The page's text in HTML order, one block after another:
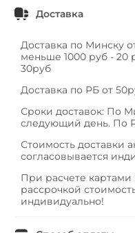
Доставка
Доставка по Минску
меньше 1000 руб - 20
30руб
Доставка по РБ от
Сроки доставок: По
следующий день. По
Стоимость доставки
согласовывается
При расчете
рассрочкой
индивидуально!